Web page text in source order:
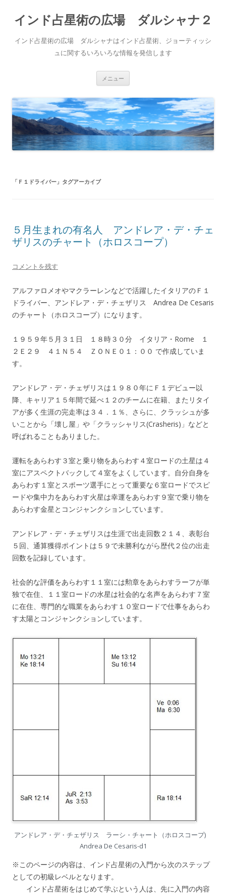
インド占星術の広場 ダルシャナ２
インド占星術の広場 ダルシャナはインド占星術、ジョーティッシ
ュに関するいろいろな情報を発信します
メニュー
ン
ツ
へ
ス
キ
ッ
プ
「 Ｆ１ドライバー 」タグアーカイブ
５月生まれの有名人 アンドレア・デ・チェ
ザリスのチャート（ホロスコープ）
コメントを残す
アルファロメオやマクラーレンなどで活躍したイタリアのＦ１
ドライバー、アンドレア・デ・チェザリス Andrea De Cesaris
のチャート（ホロスコープ）になります。
１９５９年５月３１日 １８時３０分 イタリア・Rome １
２Ｅ２９ ４１Ｎ５４ ＺＯＮＥ０１：００ で作成していま
す。
アンドレア・デ・チェザリスは１９８０年にＦ１デビュー以
降、キャリア１５年間で延べ１２のチームに在籍、またリタイ
アが多く生涯の完走率は３４．１％、さらに、クラッシュが多
いことから「壊し屋」や「クラッシャリス(Crasheris)」などと
呼ばれることもありました。
運転をあらわす３室と乗り物をあらわす４室ロードの土星は４
室にアスペクトバックして４室をよくしています。自分自身を
あらわす１室とスポーツ選手にとって重要な６室ロードでスピ
ードや集中力をあらわす火星は幸運をあらわす９室で乗り物を
あらわす金星とコンジャンクションしています。
アンドレア・デ・チェザリスは生涯で出走回数２１４、表彰台
５回、通算獲得ポイントは５９で未勝利ながら歴代２位の出走
回数を記録しています。
社会的な評価をあらわす１１室には勲章をあらわすラーフが単
独で在住、１１室ロードの水星は社会的な名声をあらわす７室
に在住、専門的な職業をあらわす１０室ロードで仕事をあらわ
す太陽とコンジャンクションしています。
アンドレア・デ・チェザリス ラーシ・チャート（ホロスコープ)
Andrea De Cesaris-d1
※このページの内容は、インド占星術の入門から次のステップ
としての初級レベルとなります。
インド占星術をはじめて学ぶという人は、先に入門の内容